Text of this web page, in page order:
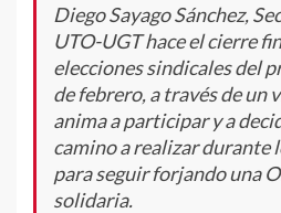
Diego Sayago Sánchez,
UTO-UGT hace el cierre
elecciones sindicales del
de febrero, a través de un
anima a participar y a
camino a realizar durante
para seguir forjando una
solidaria.